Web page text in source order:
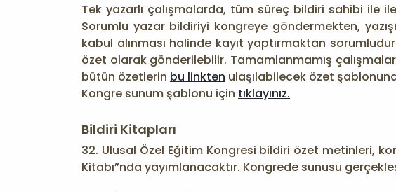
Tek yazarlı çalışmalarda, tüm süreç bildiri sahibi ile
Sorumlu yazar bildiriyi kongreye göndermekten,
kabul alınması halinde kayıt yaptırmaktan
özet olarak gönderilebilir. Tamamlanmamış
bütün özetlerin bu linkten ulaşılabilecek özet
Kongre sunum şablonu için tıklayınız.
Bildiri Kitapları
32. Ulusal Özel Eğitim Kongresi bildiri özet metinleri,
Kitabı”nda yayımlanacaktır. Kongrede sunusu